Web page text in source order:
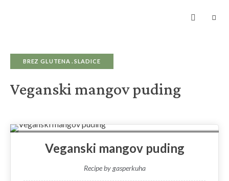
za
dušoBREZ GLUTENA SLADICE
Veganski mangov puding
Veganski mangov puding
Recipe by gasperkuha